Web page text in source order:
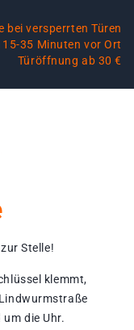
bei versperrten Türen
35 Minuten vor Ort
Türöffnung ab 30 €
Stelle!
klemmt,
die Uhr.